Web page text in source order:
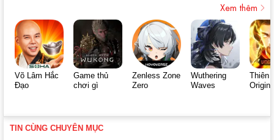
Xem thêm
Võ Lâm Hắc
Đạo
Game thủ
chơi gì
Zenless Zone
Zero
Wuthering
Waves
Thiên
Origin
TIN CÙNG CHUYÊN MỤC